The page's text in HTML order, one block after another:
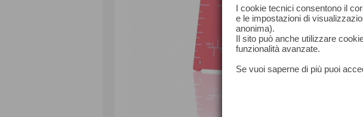
I cookie tecnici consentono il
e le impostazioni di
anonima).
Il sito può anche utilizzare
funzionalità avanzate.
Se vuoi saperne di più puoi